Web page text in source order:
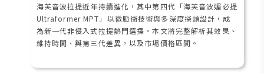
海芙音波拉提近年持續進化，其中第四代「海芙音波媚必提
Ultraformer MPT」以微脈衝技術與多深度探頭設計，成
為新一代非侵入式拉提熱門選擇。本文將完整解析其效果、
維持時間、與第三代差異，以及市場價格區間。